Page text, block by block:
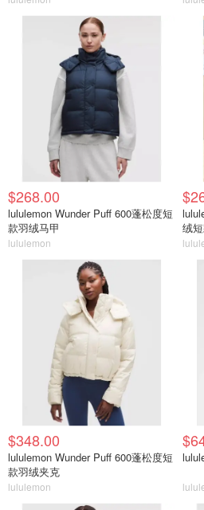
$268.00
lululemon Wunder Puff 600蓬松度短
款羽绒马甲
lululemon
lululemon
绒
$348.00
lululemon Wunder Puff 600蓬松度短
款羽绒夹克
lululemon